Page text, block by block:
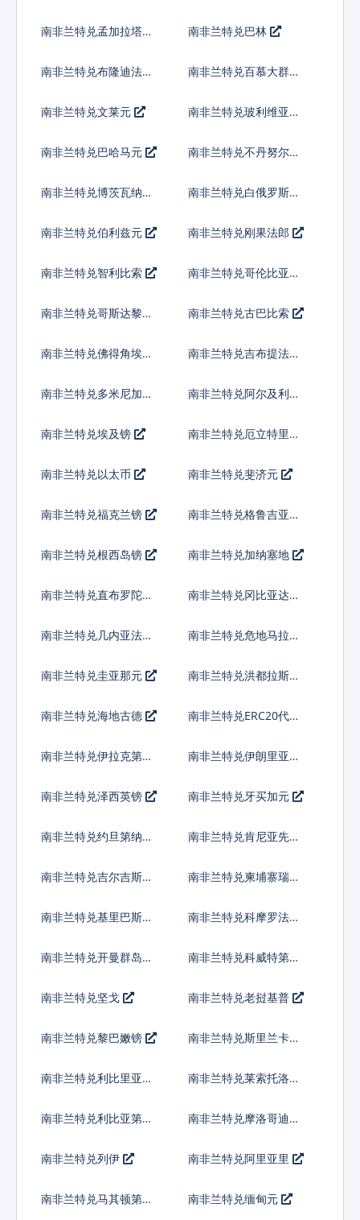
南非兰特兑孟加拉塔卡 南非兰特兑巴林
南非兰特兑布隆迪法郎
南非兰特兑百慕大群岛
南非兰特兑文莱元 南非兰特兑玻利维亚诺
南非兰特兑巴哈马元
南非兰特兑不丹努尔特
南非兰特兑博茨瓦纳普
南非兰特兑白俄罗斯卢
南非兰特兑伯利兹元 南非兰特兑刚果法郎
南非兰特兑智利比索
南非兰特兑哥伦比亚比
南非兰特兑哥斯达黎加
南非兰特兑古巴比索
南非兰特兑佛得角埃斯
南非兰特兑吉布提法郎
南非兰特兑多米尼加比
南非兰特兑阿尔及利亚
南非兰特兑埃及镑
南非兰特兑厄立特里亚
南非兰特兑以太币 南非兰特兑斐济元
南非兰特兑福克兰镑
南非兰特兑格鲁吉亚拉
南非兰特兑根西岛镑 南非兰特兑加纳塞地
南非兰特兑直布罗陀镑
南非兰特兑冈比亚达拉
南非兰特兑几内亚法郎
南非兰特兑危地马拉格
南非兰特兑圭亚那元
南非兰特兑洪都拉斯伦
南非兰特兑海地古德 南非兰特兑ERC20代币
南非兰特兑伊拉克第纳
南非兰特兑伊朗里亚尔
南非兰特兑泽西英镑 南非兰特兑牙买加元
南非兰特兑约旦第纳尔 南非兰特兑肯尼亚先令
南非兰特兑吉尔吉斯斯
南非兰特兑柬埔寨瑞尔
南非兰特兑基里巴斯元 南非兰特兑科摩罗法郎
南非兰特兑开曼群岛元
南非兰特兑科威特第纳
南非兰特兑坚戈 南非兰特兑老挝基普
南非兰特兑黎巴嫩镑
南非兰特兑斯里兰卡卢
南非兰特兑利比里亚元 南非兰特兑莱索托洛蒂
南非兰特兑利比亚第纳
南非兰特兑摩洛哥迪拉
南非兰特兑列伊 南非兰特兑阿里亚里
南非兰特兑马其顿第纳
南非兰特兑缅甸元